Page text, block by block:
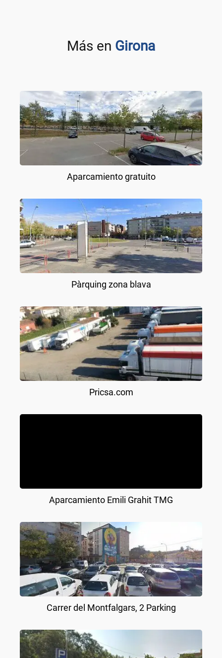
Más en Girona
Aparcamiento gratuito
Pàrquing zona blava
Pricsa.com
Aparcamiento Emili Grahit TMG
Carrer del Montfalgars, 2 Parking